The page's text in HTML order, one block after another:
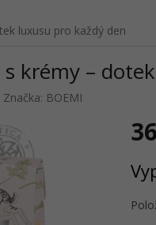
luxusu pro každý den
krémy –
Značka: BOEMI
cena: